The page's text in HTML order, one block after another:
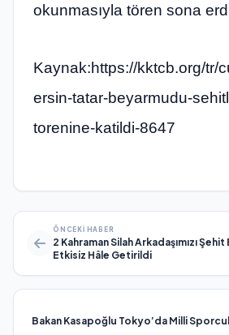
okunmasıyla tören sona
Kaynak:https://kktcb.org/tr/
ersin-tatar-beyarmudu-
torenine-katildi-8647
ÖNCEKI HABER
2 Kahraman Silah Arkadaşımızı
Etkisiz Hâle Getirildi
Bakan Kasapoğlu Tokyo’da Milli